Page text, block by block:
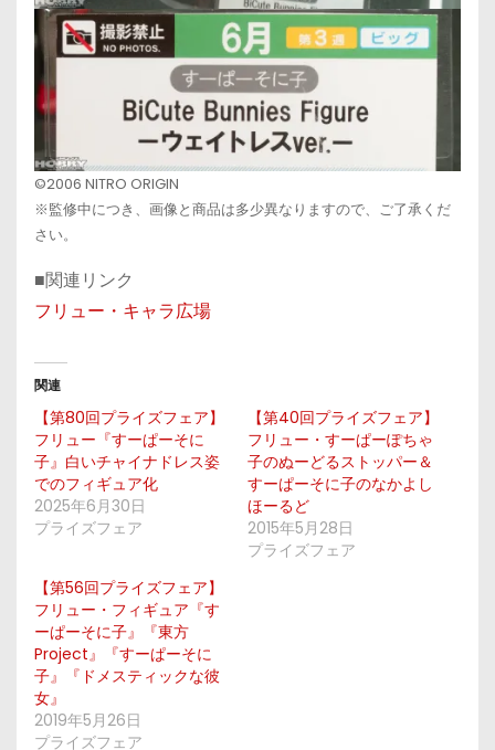
©2006 NITRO ORIGIN
※監修中につき、画像と商品は多少異なりますので、ご了承くだ
さい。
■関連リンク
フリュー・キャラ広場
関連
【第80回プライズフェア】
フリュー『すーぱーそに
子』白いチャイナドレス姿
でのフィギュア化
2025年6月30日
プライズフェア
【第40回プライズフェア】
フリュー・すーぱーぽちゃ
子のぬーどるストッパー＆
すーぱーそに子のなかよし
ほーるど
2015年5月28日
プライズフェア
【第56回プライズフェア】
フリュー・フィギュア『す
ーぱーそに子』『東方
Project』『すーぱーそに
子』『ドメスティックな彼
女』
2019年5月26日
プライズフェア